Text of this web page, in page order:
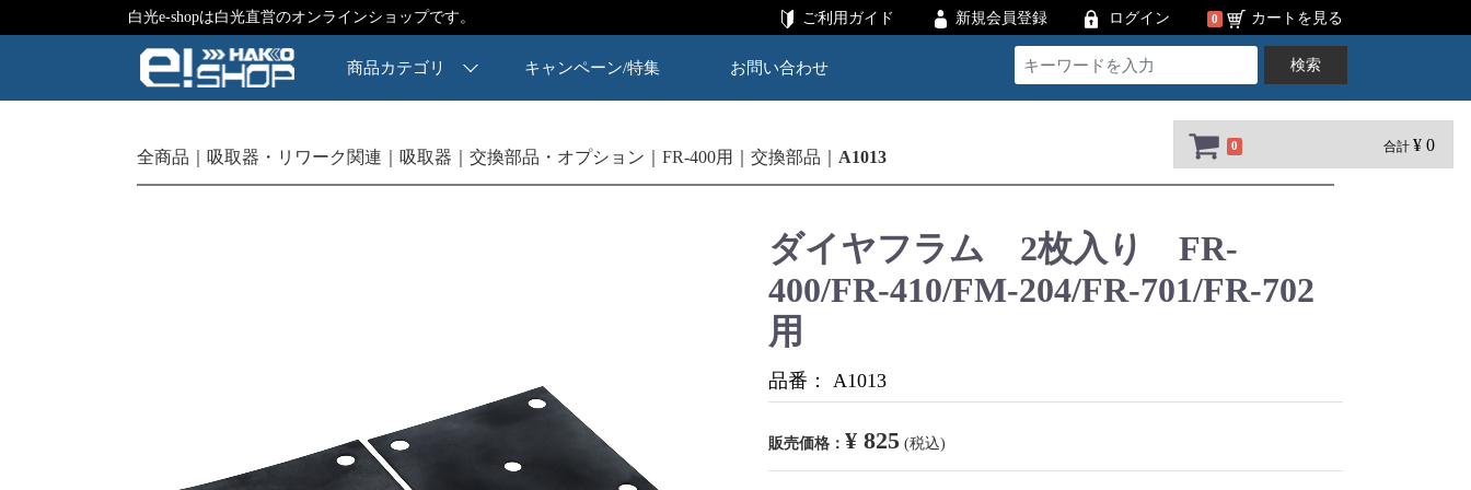
0 合計 ¥ 0
白光e-shopは白光直営のオンラインショップです。 ご利用ガイド 新規会員登録 ログイン 0 カートを見る
商品カテゴリ キャンペーン/特集 お問い合わせ 検索
全商品 吸取器・リワーク関連 吸取器 交換部品・オプション FR-400用 交換部品 A1013
ダイヤフラム 2枚入り FR-
400/FR-410/FM-204/FR-701/FR-702
用
品番： A1013
販売価格： ¥ 825 (税込)